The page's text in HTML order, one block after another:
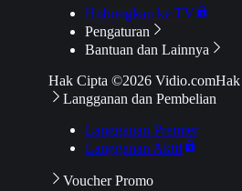
Hubungkan ke TV
Pengaturan
Bantuan dan Lainnya
Hak Cipta ©2026 Vidio.com
Langganan dan Pembelian
Langganan Premier
Langganan Aktif
Voucher Promo